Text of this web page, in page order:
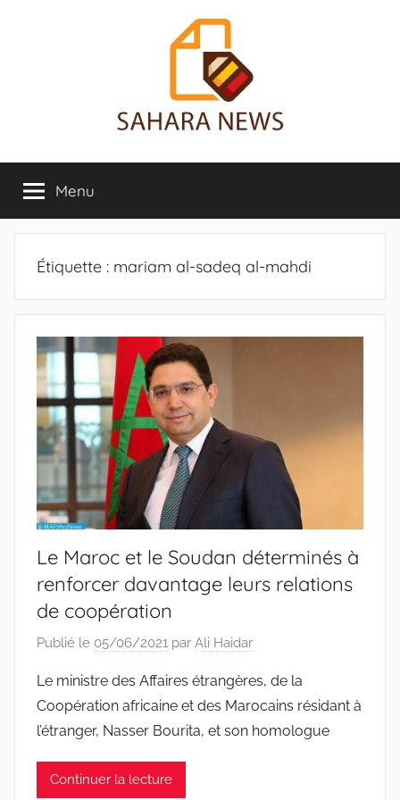
Sahara
News
sur
le
Sahara
révélée
Menu
Étiquette : mariam al-sadeq al-mahdi
Le Maroc et le Soudan déterminés à
renforcer davantage leurs relations
de coopération
Publié le 05/06/2021 par Ali Haidar
Le ministre des Affaires étrangères, de la
Coopération africaine et des Marocains résidant à
l’étranger, Nasser Bourita, et son homologue
Continuer la lecture